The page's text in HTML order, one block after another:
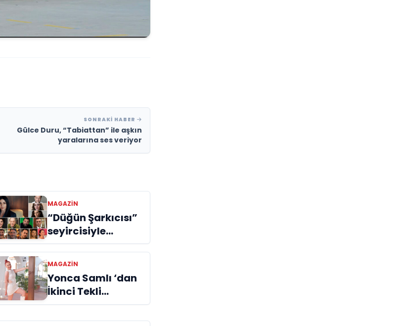
SONRAKI HABER
Gülce Duru, “Tabiattan” ile aşkın
yaralarına ses veriyor
MAGAZIN
“Düğün Şarkıcısı”
seyircisiyle
buluşmak için gün
sayıyor
MAGAZIN
Yonca Samlı ‘dan
İkinci Tekli
“Donacaksın
Sevgilim “